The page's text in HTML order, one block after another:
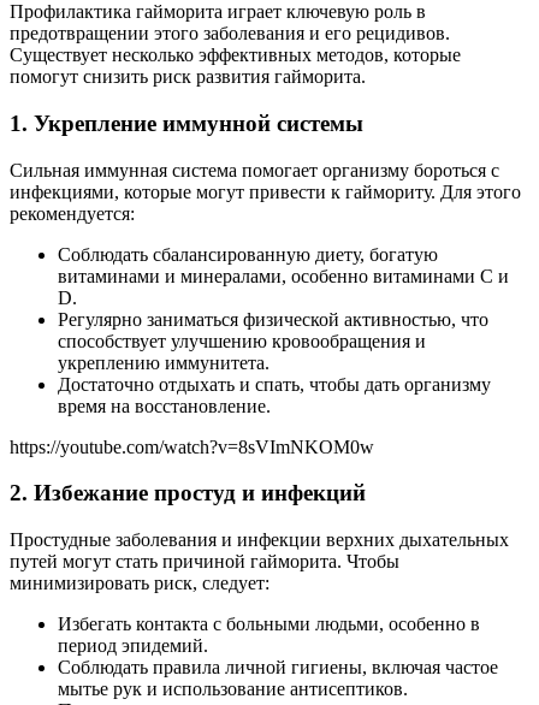
Профилактика гайморита играет ключевую роль в
предотвращении этого заболевания и его рецидивов.
Существует несколько эффективных методов, которые
помогут снизить риск развития гайморита.
1. Укрепление иммунной системы
Сильная иммунная система помогает организму бороться с
инфекциями, которые могут привести к гаймориту. Для этого
рекомендуется:
Соблюдать сбалансированную диету, богатую
витаминами и минералами, особенно витаминами C и
D.
Регулярно заниматься физической активностью, что
способствует улучшению кровообращения и
укреплению иммунитета.
Достаточно отдыхать и спать, чтобы дать организму
время на восстановление.
https://youtube.com/watch?v=8sVImNKOM0w
2. Избежание простуд и инфекций
Простудные заболевания и инфекции верхних дыхательных
путей могут стать причиной гайморита. Чтобы
минимизировать риск, следует:
Избегать контакта с больными людьми, особенно в
период эпидемий.
Соблюдать правила личной гигиены, включая частое
мытье рук и использование антисептиков.